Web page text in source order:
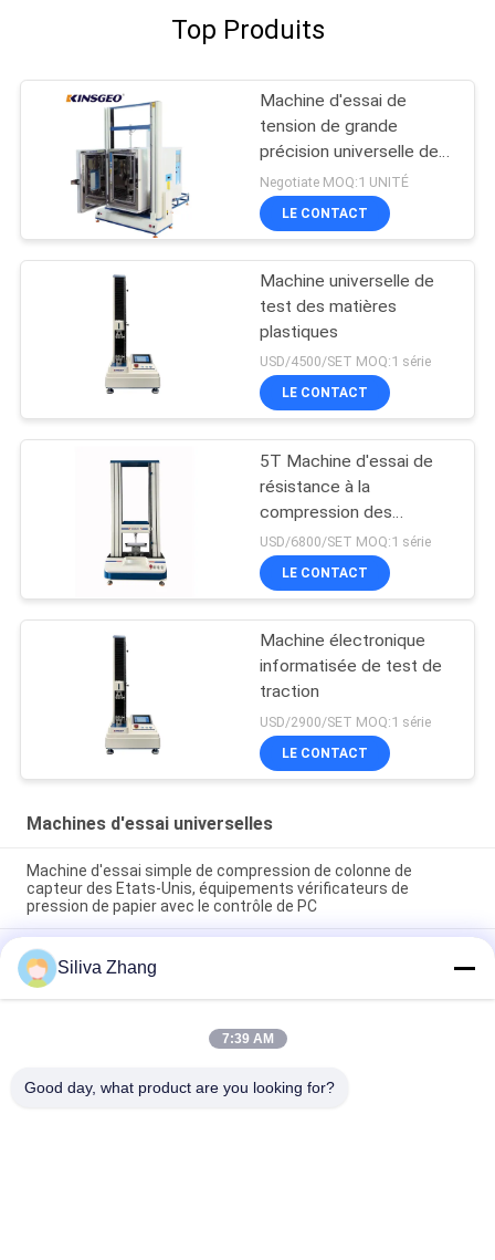
Top Produits
Machine d'essai de
tension de grande
précision universelle de
la machine 2000KN
d'essai de Digital
Negotiate MOQ:1 UNITÉ
LE CONTACT
Machine universelle de
test des matières
plastiques
USD/4500/SET MOQ:1 série
LE CONTACT
5T Machine d'essai de
résistance à la
compression des
matériaux
USD/6800/SET MOQ:1 série
LE CONTACT
Machine électronique
informatisée de test de
traction
USD/2900/SET MOQ:1 série
LE CONTACT
Machines d'essai universelles
Machine d'essai simple de compression de colonne de
capteur des Etats-Unis, équipements vérificateurs de
pression de papier avec le contrôle de PC
Machines d'essai universelles de colonne de double de moteur
à courant alternatif Pour le plastique/caoutchouc/tissu avec
la garantie de 1 an
machines d'essai de la température haute-basse de la
vitesse 1~500mm/min/appareil de contrôle universels
Siliva Zhang
7:39 AM
Good day, what product are you looking for?